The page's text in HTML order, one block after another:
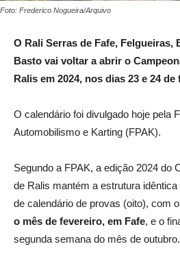
Foto: Frederico Nogueira/Arquivo
O Rali Serras de Fafe, Felgueiras,
Basto vai voltar a abrir o
Ralis em 2024, nos dias 23 e 24 de
O calendário foi divulgado hoje pela
Automobilismo e Karting (FPAK).
Segundo a FPAK, a edição 2024 do
de Ralis mantém a estrutura
de calendário de provas (oito), com o
o mês de fevereiro, em Fafe, e o
segunda semana do mês de outubro.